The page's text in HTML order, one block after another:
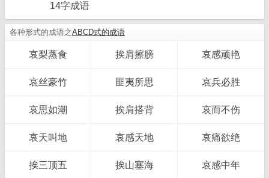
14字成语
各种形式的成语之ABCD式的成语
哀梨蒸食 挨肩擦膀 哀感顽艳
哀丝豪竹 匪夷所思 哀兵必胜
哀思如潮 挨肩搭背 哀而不伤
哀天叫地 哀感天地 哀痛欲绝
挨三顶五 挨山塞海 哀感中年